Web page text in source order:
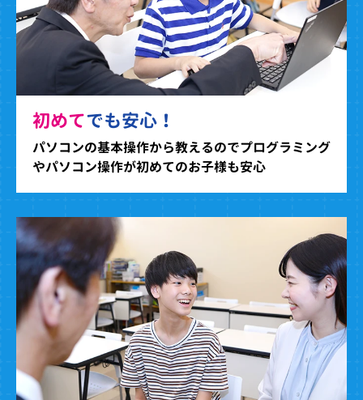
初めてでも安心！
パソコンの基本操作から教えるのでプログラミング
やパソコン操作が初めてのお子様も安心